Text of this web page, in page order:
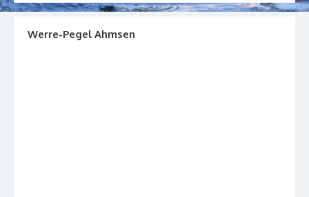
Werre-Pegel Ahmsen